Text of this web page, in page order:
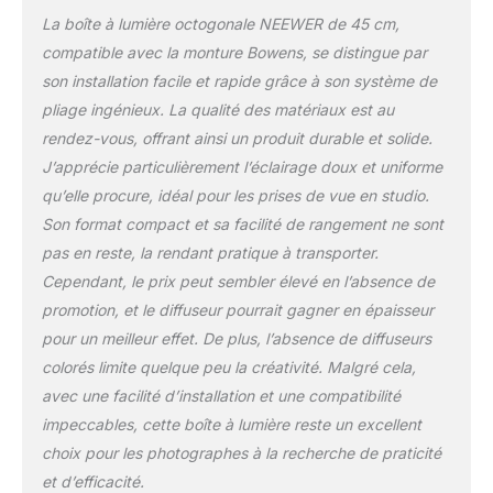
rapide pour plier. 8
baleines très résistantes
apportent une durabilité
incomparable et une
forme impeccable qui
peut résister à des
dizaines de milliers de
pressions sans
déformation, et sont
attachées à l'extérieur de
la boîte à lumière,
assurant un revêtement
intérieur plus lisse et une
beaucoup plus uniforme
pour adoucir les reflets
agressifs et éliminer
【Grille en nid d'abeille et
diffuseurs internes et
La boîte à lumière octogonale NEEWER de 45 cm,
compatible avec la monture Bowens, se distingue par
son installation facile et rapide grâce à son système de
pliage ingénieux. La qualité des matériaux est au
rendez-vous, offrant ainsi un produit durable et solide.
J’apprécie particulièrement l’éclairage doux et uniforme
qu’elle procure, idéal pour les prises de vue en studio.
Son format compact et sa facilité de rangement ne sont
pas en reste, la rendant pratique à transporter.
Cependant, le prix peut sembler élevé en l’absence de
promotion, et le diffuseur pourrait gagner en épaisseur
pour un meilleur effet. De plus, l’absence de diffuseurs
colorés limite quelque peu la créativité. Malgré cela,
avec une facilité d’installation et une compatibilité
impeccables, cette boîte à lumière reste un excellent
choix pour les photographes à la recherche de praticité
et d’efficacité.